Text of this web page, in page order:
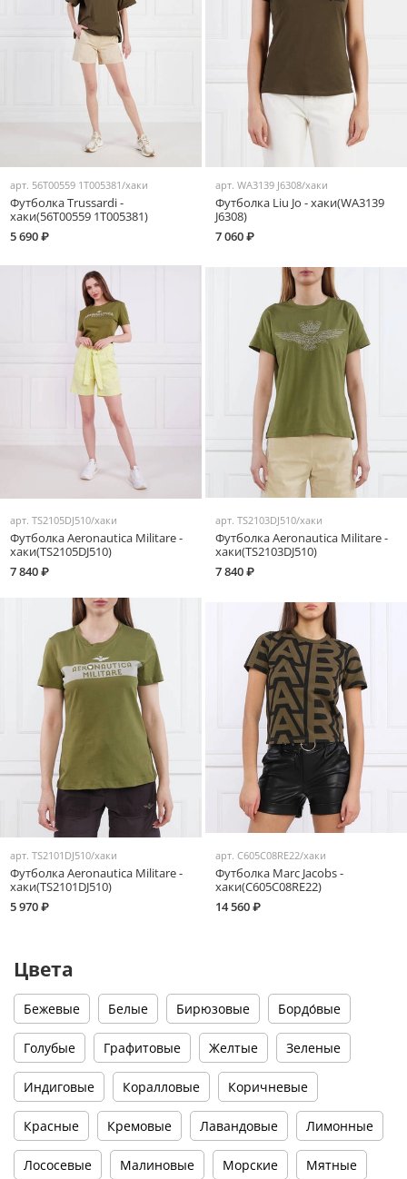
арт. 56T00559 1T005381/хаки
Футболка Trussardi -
хаки(56T00559 1T005381)
5 690 ₽
арт. WA3139 J6308/хаки
Футболка Liu Jo - хаки(WA3139
J6308)
7 060 ₽
арт.TS2105DJ510/хаки
Футболка Aeronautica Militare -
хаки(TS2105DJ510)
7 840 ₽
арт. TS2103DJ510/хаки
Футболка Aeronautica Militare -
хаки(TS2103DJ510)
7 840 ₽
арт.TS2101DJ510/хаки
Футболка Aeronautica Militare -
хаки(TS2101DJ510)
5 970 ₽
арт. C605C08RE22/хаки
Футболка Marc Jacobs -
хаки(C605C08RE22)
14 560 ₽
Цвета
Бежевые Белые Бирюзовые Бордо́вые
Голубые Графитовые Желтые Зеленые
Индиговые Коралловые Коричневые
Красные Кремовые Лавандовые Лимонные
Лососевые Малиновые Морские Мятные